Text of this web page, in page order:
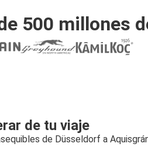
500 millones
de tu viaje
de Düsseldorf a